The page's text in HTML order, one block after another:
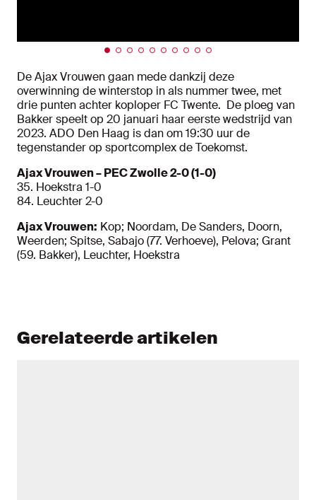
De Ajax Vrouwen gaan mede dankzij deze
overwinning de winterstop in als nummer twee, met
drie punten achter koploper FC Twente. De ploeg van
Bakker speelt op 20 januari haar eerste wedstrijd van
2023. ADO Den Haag is dan om 19:30 uur de
tegenstander op sportcomplex de Toekomst.
Ajax Vrouwen – PEC Zwolle 2-0 (1-0)
35. Hoekstra 1-0
84. Leuchter 2-0
Ajax Vrouwen: Kop; Noordam, De Sanders, Doorn,
Weerden; Spitse, Sabajo (77. Verhoeve), Pelova; Grant
(59. Bakker), Leuchter, Hoekstra
Gerelateerde artikelen